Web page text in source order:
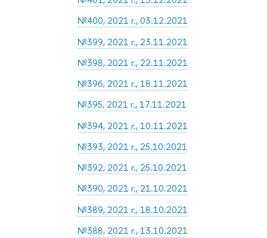
№400, 2021 г., 03.12.2021
№399, 2021 г., 23.11.2021
№398, 2021 г., 22.11.2021
№396, 2021 г., 18.11.2021
№395, 2021 г., 17.11.2021
№394, 2021 г., 10.11.2021
№393, 2021 г., 25.10.2021
№392, 2021 г., 25.10.2021
№390, 2021 г., 21.10.2021
№389, 2021 г., 18.10.2021
№388, 2021 г., 13.10.2021